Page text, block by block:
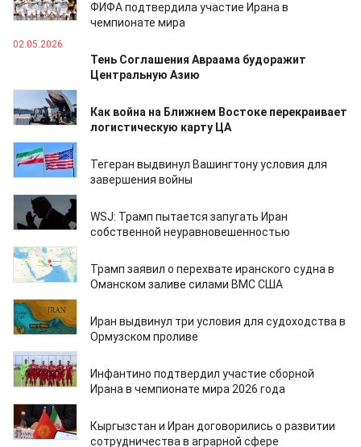
ФИФА подтвердила участие Ирана в
чемпионате мира
02.05.2026
Тень Соглашения Авраама будоражит
Центральную Азию
29.04.2026
Как война на Ближнем Востоке перекраивает
логистическую карту ЦА
27.04.2026
Тегеран выдвинул Вашингтону условия для
завершения войны
22.04.2026
WSJ: Трамп пытается запугать Иран
собственной неуравновешенностью
20.04.2026
Трамп заявил о перехвате иранского судна в
Оманском заливе силами ВМС США
19.04.2026
Иран выдвинул три условия для судоходства в
Ормузском проливе
17.04.2026
Инфантино подтвердил участие сборной
Ирана в чемпионате мира 2026 года
17.04.2026
Кыргызстан и Иран договорились о развитии
сотрудничества в аграрной сфере